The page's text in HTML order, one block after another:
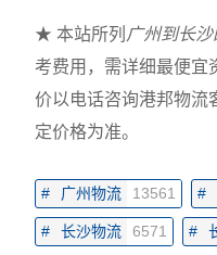
★ 本站所列 广州到长
考费用，需详细最便宜
价以电话咨询港邦物流
定价格为准。
# 广州物流 13561 #
# 长沙物流 6571 #